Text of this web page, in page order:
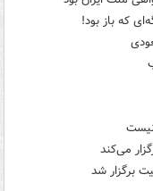
نیست
می‌کند